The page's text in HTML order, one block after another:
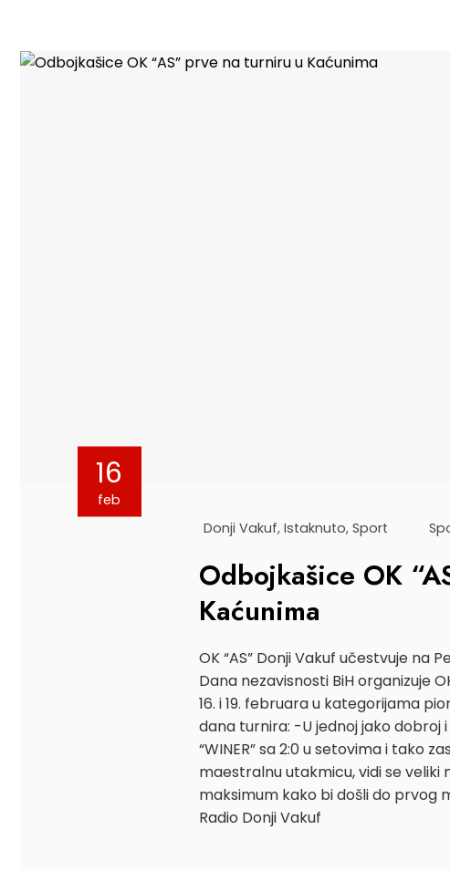
16
feb
Donji Vakuf, Istaknuto, Sport
Odbojkašice OK
Kaćunima
OK “AS” Donji Vakuf učestvuje
Dana nezavisnosti BiH organizuje
16. i 19. februara u kategorijama
dana turnira: -U jednoj jako dobroj
“WINER” sa 2:0 u setovima i tako
maestralnu utakmicu, vidi se veliki
maksimum kako bi došli do prvog
Radio Donji Vakuf